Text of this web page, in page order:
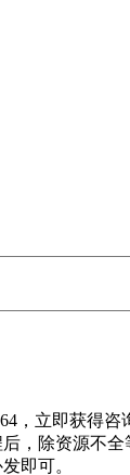
，立即获得咨
，除资源不全
即可。